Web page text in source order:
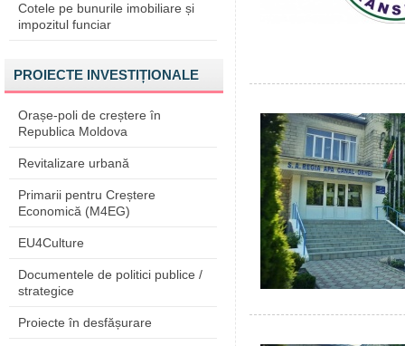
Cotele pe bunurile imobiliare și
impozitul funciar
PROIECTE INVESTIȚIONALE
Orașe-poli de creștere în
Republica Moldova
Revitalizare urbană
Primarii pentru Creștere
Economică (M4EG)
EU4Culture
Documentele de politici publice /
strategice
Proiecte în desfășurare